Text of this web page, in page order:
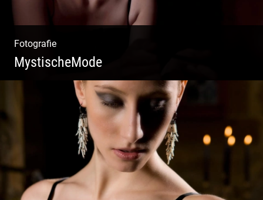
Fotografie
MystischeMode
Mystische Modefotografie